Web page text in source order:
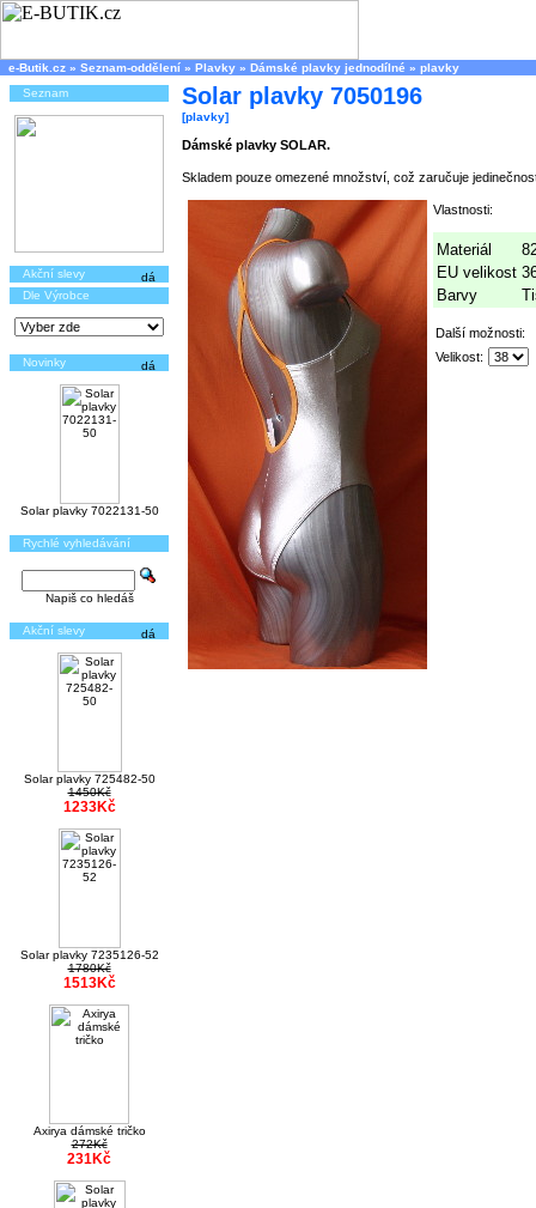
e-Butik.cz » Seznam-oddělení » Plavky » Dámské plavky jednodílné » plavky
Seznam
Akční slevy
Dle Výrobce
Novinky
Solar plavky 7022131-50
Rychlé vyhledávání
Napiš co hledáš
Akční slevy
Solar plavky 725482-50
1450Kč
1233Kč
Solar plavky 7235126-52
1780Kč
1513Kč
Axirya dámské tričko
272Kč
231Kč
Solar plavky 7050196
[plavky]
Dámské plavky SOLAR.
Skladem pouze omezené množství, což zaručuje
Vlastnosti:
Materiál
EU velikost
Barvy
Další možnosti:
Velikost: